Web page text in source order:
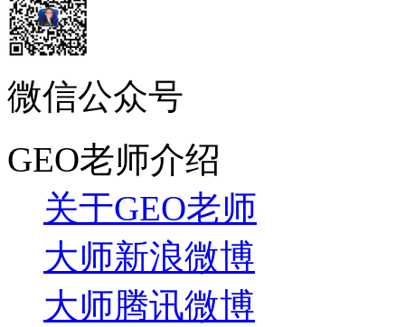
微信公众号
GEO老师介绍
关于GEO老师
大师新浪微博
大师腾讯微博